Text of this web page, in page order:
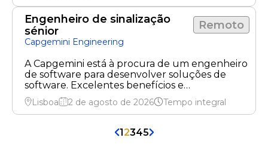
Engenheiro de sinalização
sénior
Remoto
Capgemini Engineering
A Capgemini está à procura de um engenheiro
de software para desenvolver soluções de
software. Excelentes benefícios e
oportunidades de crescimento aguardam.
Lisboa 2 de agosto de 2026 Tempo integral
12345